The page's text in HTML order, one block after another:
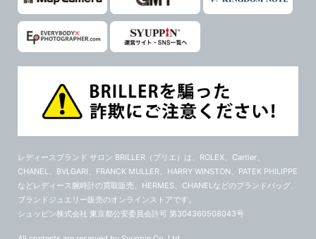
レディースブランド サロン BRILLER（ブリエ） は、ROLEX、Cartier、
CHANEL、BVLGARI、FRANCK MULLER、HARRY WINSTON、PATEK PHILIPPE
などレディース腕時計の買取販売、HERMES、CHANELなどのブランドバッグ、
ブランドジュエリー販売のオンラインストアです。
シュッピン株式会社 東京都公安委員会許可 第304360508043号